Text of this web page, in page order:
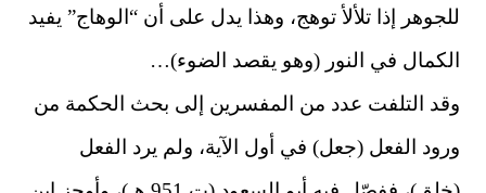
للجوهر إذا تلألأ توهج، وهذا يدل على أن “الوهاج” يفيد
الكمال في النور (وهو يقصد الضوء)…
وقد التلفت عدد من المفسرين إلى بحث الحكمة من
ورود الفعل (جعل) في أول الآية، ولم يرد الفعل